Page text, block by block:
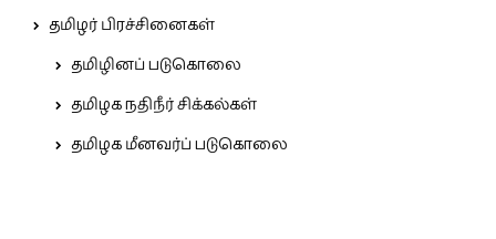
தமிழர் பிரச்சினைகள்
தமிழினப் படுகொலை
தமிழக நதிநீர் சிக்கல்கள்
தமிழக மீனவர்ப் படுகொலை